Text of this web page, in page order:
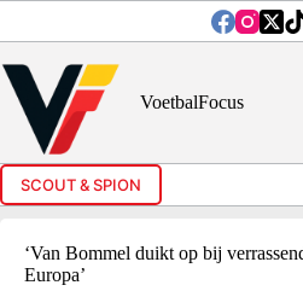
inhoud
VoetbalFocus
SCOUT & SPION
‘Van Bommel duikt op bij
Europa’